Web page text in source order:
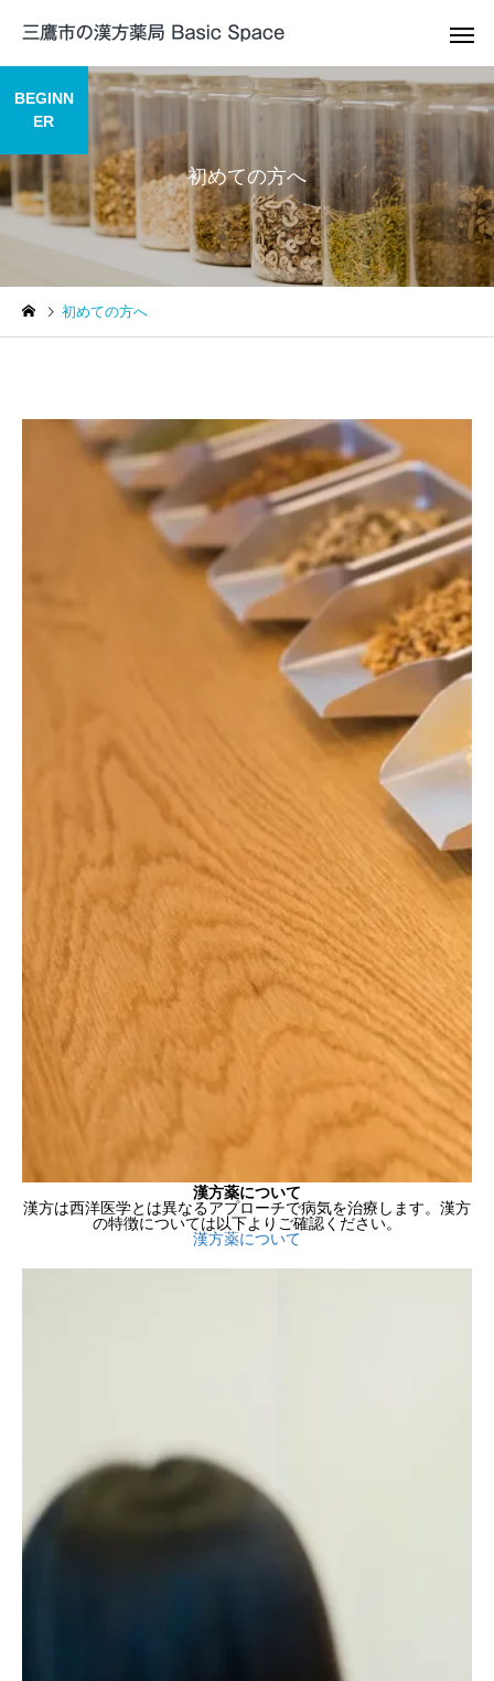
帯状疱疹 / 帯状疱疹後
神経痛の漢方薬治療
咳嗽の漢方
出典から考える補中益気湯
症例紹介
症例104 頭皮と顔の痒
初めての方へ
BEGINN
ER
初めての方へ
漢方薬について
漢方は西洋医学とは異なるアプローチで病気を治療します。漢方
の特徴については以下よりご確認ください。
漢方薬について